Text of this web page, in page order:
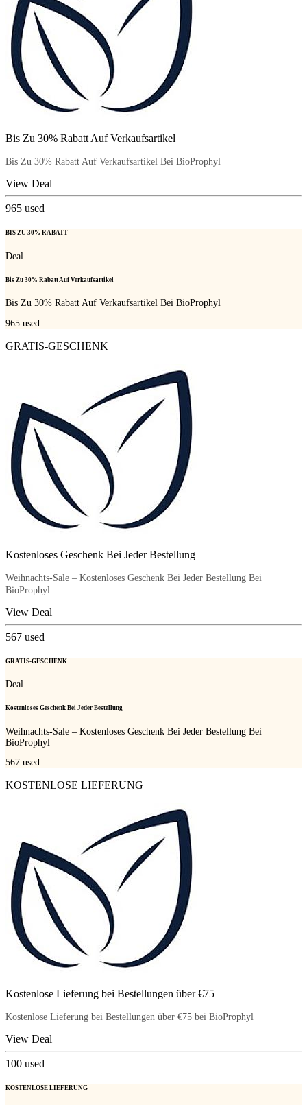
Bis Zu 30% Rabatt Auf Verkaufsartikel
Bis Zu 30% Rabatt Auf Verkaufsartikel Bei BioProphyl
View Deal
965 used
BIS ZU 30% RABATT
Deal
Bis Zu 30% Rabatt Auf Verkaufsartikel
Bis Zu 30% Rabatt Auf Verkaufsartikel Bei BioProphyl
965 used
GRATIS-GESCHENK
Kostenloses Geschenk Bei Jeder Bestellung
Weihnachts-Sale – Kostenloses Geschenk Bei Jeder Bestellung Bei
BioProphyl
View Deal
567 used
GRATIS-GESCHENK
Deal
Kostenloses Geschenk Bei Jeder Bestellung
Weihnachts-Sale – Kostenloses Geschenk Bei Jeder Bestellung Bei
BioProphyl
567 used
KOSTENLOSE LIEFERUNG
Kostenlose Lieferung bei Bestellungen über €75
Kostenlose Lieferung bei Bestellungen über €75 bei BioProphyl
View Deal
100 used
KOSTENLOSE LIEFERUNG